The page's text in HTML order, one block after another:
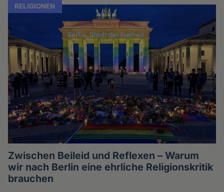
RELIGIONEN
Zwischen Beileid und Reflexen – Warum
wir nach Berlin eine ehrliche Religionskritik
brauchen